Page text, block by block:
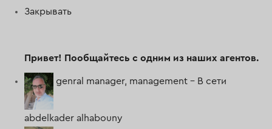
Закрывать
Привет! Пообщайтесь с одним из наших агентов.
genral manager, management - В сети
abdelkader alhabouny